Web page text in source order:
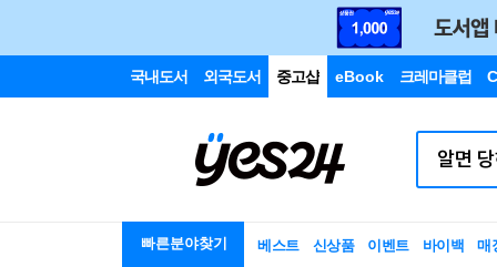
국내도서 외국도서 중고샵 eBook 크레마클럽
빠른분야찾기 베스트 신상품 이벤트 바이백 매